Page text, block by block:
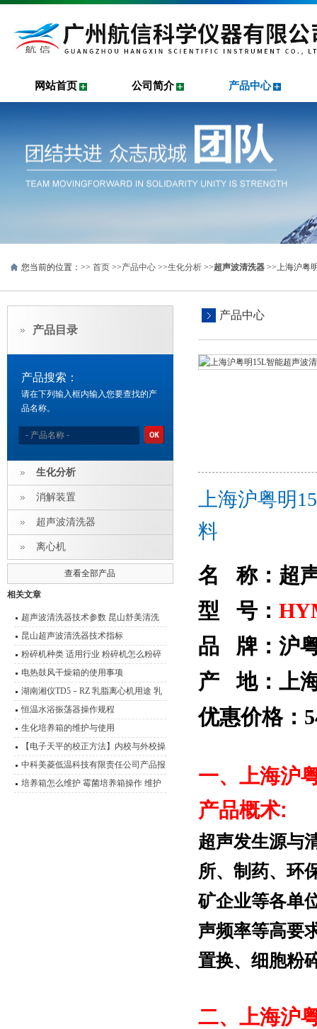
网站首页 公司简介 产品中心
您当前的位置：>> 首页 >>产品中心 >>生化分析 >>超声波清洗器 >>上海沪粤
产品目录
产品搜索：
请在下列输入框内输入您要查找的产
品名称。
生化分析
消解装置
超声波清洗器
离心机
查看全部产品
相关文章
超声波清洗器技术参数 昆山舒美清洗
器产品型号 报价
昆山超声波清洗器技术指标
粉碎机种类 适用行业 粉碎机怎么粉碎
产品
电热鼓风干燥箱的使用事项
湖南湘仪TD5－RZ 乳脂离心机用途 乳
脂离心机技术参数
恒温水浴振荡器操作规程
生化培养箱的维护与使用
【电子天平的校正方法】内校与外校操
作流程介绍
中科美菱低温科技有限责任公司产品报
价表（2011年）
培养箱怎么维护 霉菌培养箱操作 维护
产品中心
上海沪粤明
料
名 称：超
型 号：
品 牌：沪
产 地：上
优惠价格：
一、 上海沪
产品概术:
超声发生源与
所、制药、环
矿企业等各单
声频率等高要
置换、细胞粉
二、 上海沪